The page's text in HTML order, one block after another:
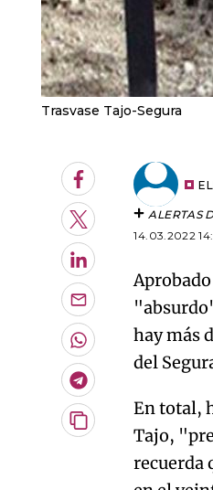
Trasvase Tajo-Segura
Facebook
Twitter
LinkedIn
Enviar
por
Email
Whatsapp
Telegram
Copiar
ALERTAS
14.03.2022
hay más
del
En total,
Tajo,
recuerda